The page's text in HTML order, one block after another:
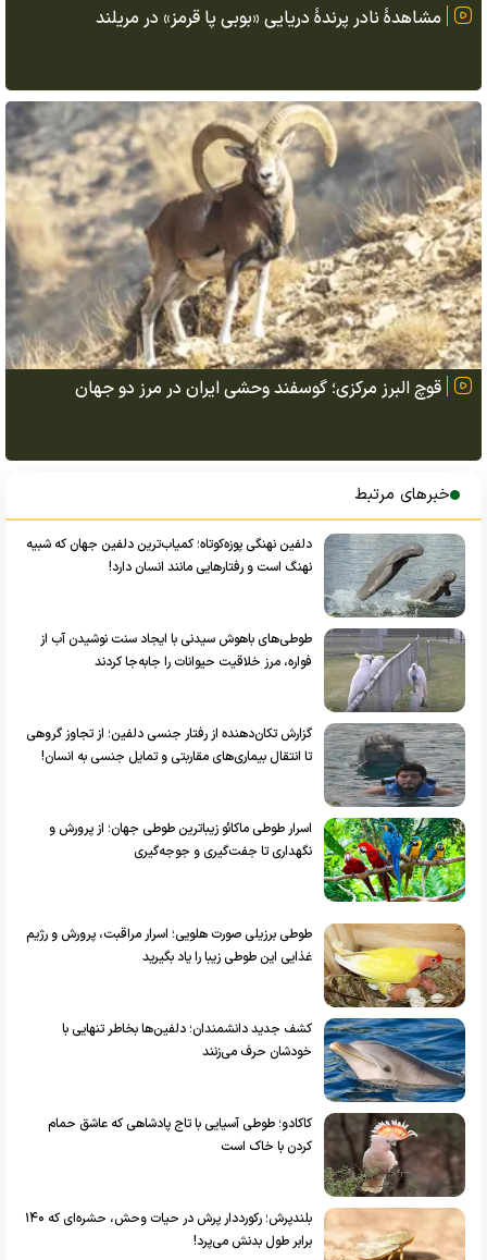
مشاهدهٔ نادر پرندهٔ دریایی «بوبی پا قرمز» در مریلند
قوچ البرز مرکزی؛ گوسفند وحشی ایران در مرز دو جهان
خبرهای مرتبط
دلفین نهنگی پوزه‌کوتاه؛ کمیاب‌ترین دلفین جهان که شبیه
نهنگ است و رفتارهایی مانند انسان دارد!
طوطی‌های باهوش سیدنی با ایجاد سنت نوشیدن آب از
فواره، مرز خلاقیت حیوانات را جابه‌جا کردند
گزارش تکان‌دهنده از رفتار جنسی دلفین؛ از تجاوز گروهی
تا انتقال بیماری‌های مقاربتی و تمایل جنسی به انسان!
اسرار طوطی ماکائو زیباترین طوطی جهان؛ از پرورش و
نگهداری تا جفت‌گیری و جوجه‌گیری
طوطی برزیلی صورت‌ هلویی؛ اسرار مراقبت‌، پرورش و رژیم
غذایی این طوطی زیبا را یاد بگیرید
کشف جدید دانشمندان؛ دلفین‌ها بخاطر تنهایی با
خودشان حرف می‌زنند
کاکادو؛ طوطی آسیایی با تاج پادشاهی که عاشق حمام
کردن با خاک است
بلندپرش؛ رکورددار پرش در حیات وحش، حشره‌ای که ۱۴۰
برابر طول بدنش می‌پرد!